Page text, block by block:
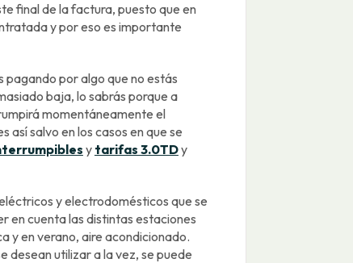
final de la factura, puesto que en
y por eso es importante
por algo que no estás
baja, lo sabrás porque a
momentáneamente el
así salvo en los casos en que se
y tarifas 3.0TDy
y electrodomésticos que se
en cuenta las distintas estaciones
y en verano, aire acondicionado.
desean utilizar a la vez, se puede